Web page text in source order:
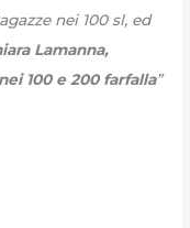
nei 100 sl, ed
Lamanna,
100 e 200 farfalla”